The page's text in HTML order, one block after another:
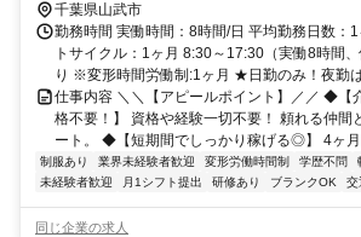
千葉県山武市
勤務時間 実働時間：8時間/日 平均勤務日数：
トサイクル：1ヶ月 8:30～17:30（実働8時間
り ※変形時間労働制:1ヶ月 ★日勤のみ！夜勤
仕事内容 ＼＼【アピールポイント】／／ ◆【
格不要！】 資格や経験一切不要！ 頼れる仲間
ート。 ◆【短期間でしっかり稼げる◎】 4ヶ
制服あり 業界未経験者歓迎 変形労働時間制 学歴不問
未経験者歓迎
月1シフト提出 研修あり ブランクOK 交
同じ企業の求人